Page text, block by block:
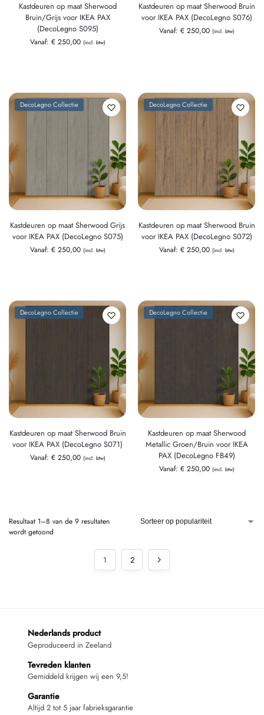
Kastdeuren op maat Sherwood
Bruin/Grijs voor IKEA PAX
(DecoLegno S095)
Vanaf: €250,00 (incl. btw)
Kastdeuren op maat Sherwood Bruin
voor IKEA PAX (DecoLegno S076)
Vanaf: €250,00 (incl. btw)
DecoLegno Collectie
Kastdeuren op maat Sherwood Grijs
voor IKEA PAX (DecoLegno S075)
Vanaf: €250,00 (incl. btw)
DecoLegno Collectie
Kastdeuren op maat Sherwood Bruin
voor IKEA PAX (DecoLegno S072)
Vanaf: €250,00 (incl. btw)
DecoLegno Collectie
Kastdeuren op maat Sherwood Bruin
voor IKEA PAX (DecoLegno S071)
Vanaf: €250,00 (incl. btw)
DecoLegno Collectie
Kastdeuren op maat Sherwood
Metallic Groen/Bruin voor IKEA
PAX (DecoLegno FB49)
Vanaf: €250,00 (incl. btw)
Resultaat 1–8 van de 9 resultaten
wordt getoond
1 2
Nederlands product
Geproduceerd in Zeeland
Tevreden klanten
Gemiddeld krijgen wij een 9,5!
Garantie
Altijd 2 tot 5 jaar fabrieksgarantie